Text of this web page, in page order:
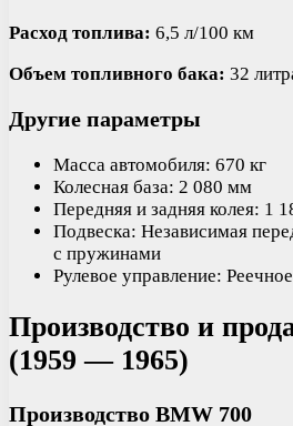
Расход топлива: 6,5 л/100 км
Объем топливного бака: 32
Другие параметры
Масса автомобиля: 670 кг
Колесная база: 2 080 мм
Передняя и задняя колея: 1
Подвеска: Независимая
с пружинами
Рулевое управление: Реечное
Производство и
(1959 — 1965)
Производство BMW 700